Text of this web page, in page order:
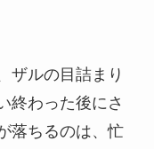
ザルの目詰まり
終わった後にさ
落ちるのは、忙